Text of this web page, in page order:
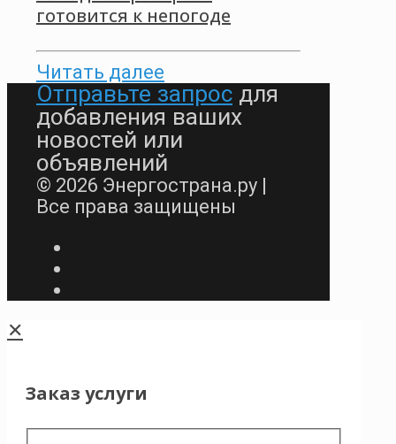
готовится к непогоде
Читать далее
Отправьте запрос для
добавления ваших
новостей или
объявлений
© 2026 Энергострана.ру |
Все права защищены
✕
Заказ услуги